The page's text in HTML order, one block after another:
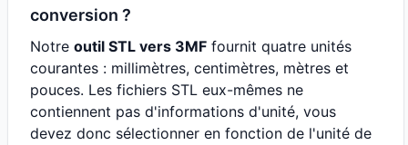
conversion ?
Notre outil STL vers 3MF fournit quatre unités
courantes : millimètres, centimètres, mètres et
pouces. Les fichiers STL eux-mêmes ne
contiennent pas d'informations d'unité, vous
devez donc sélectionner en fonction de l'unité de